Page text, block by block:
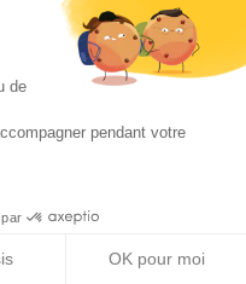
de
pendant votre
OK pour moi